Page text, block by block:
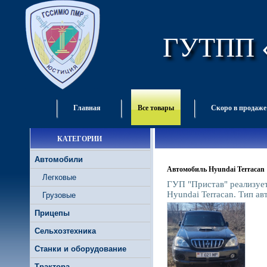
ГУТПП
Главная Все товары Скоро в продаже
КАТЕГОРИИ
Автомобили
Легковые
Грузовые
Прицепы
Сельхозтехника
Станки и оборудование
Автомобиль Hyundai Terracan
ГУП "Пристав"
Hyundai Terracan. Тип